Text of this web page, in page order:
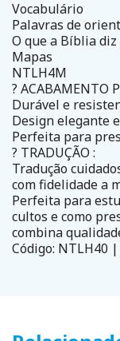
Vocabulário
Palavras de
O que a Bíblia
Mapas
NTLH4M
? ACABAMENTO
Durável e
Design elegante
Perfeita para
? TRADUÇÃO :
Tradução
com fidelidade a
Perfeita para
cultos e como
combina
Código: NTLH40